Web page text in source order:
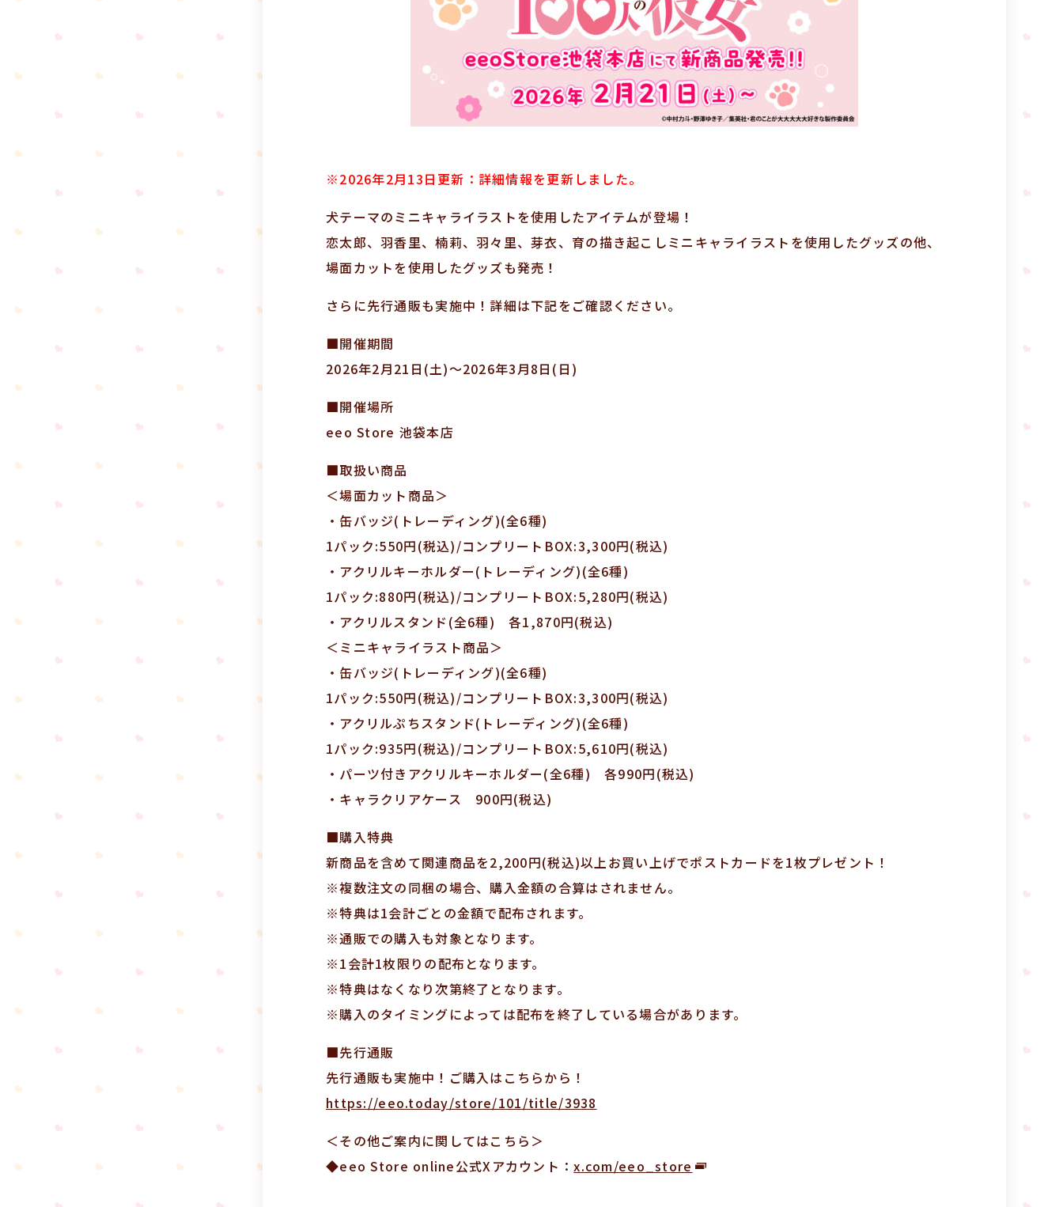
※2026年2月13日更新：詳細情報を更新しました。
犬テーマのミニキャライラストを使用したアイテムが登場！
恋太郎、羽香里、楠莉、羽々里、芽衣、育の描き起こしミニキャライラストを使用したグッズの他、
場面カットを使用したグッズも発売！
さらに先行通販も実施中！詳細は下記をご確認ください。
■開催期間
2026年2月21日(土)～2026年3月8日(日)
■開催場所
eeo Store 池袋本店
■取扱い商品
＜場面カット商品＞
・缶バッジ(トレーディング)(全6種)
1パック:550円(税込)/コンプリートBOX:3,300円(税込)
・アクリルキーホルダー(トレーディング)(全6種)
1パック:880円(税込)/コンプリートBOX:5,280円(税込)
・アクリルスタンド(全6種) 各1,870円(税込)
＜ミニキャライラスト商品＞
・缶バッジ(トレーディング)(全6種)
1パック:550円(税込)/コンプリートBOX:3,300円(税込)
・アクリルぷちスタンド(トレーディング)(全6種)
1パック:935円(税込)/コンプリートBOX:5,610円(税込)
・パーツ付きアクリルキーホルダー(全6種) 各990円(税込)
・キャラクリアケース 900円(税込)
■購入特典
新商品を含めて関連商品を2,200円(税込)以上お買い上げでポストカードを1枚プレゼント！
※複数注文の同梱の場合、購入金額の合算はされません。
※特典は1会計ごとの金額で配布されます。
※通販での購入も対象となります。
※1会計1枚限りの配布となります。
※特典はなくなり次第終了となります。
※購入のタイミングによっては配布を終了している場合があります。
■先行通販
先行通販も実施中！ご購入はこちらから！
https://eeo.today/store/101/title/3938
＜その他ご案内に関してはこちら＞
◆eeo Store online公式Xアカウント：x.com/eeo_store